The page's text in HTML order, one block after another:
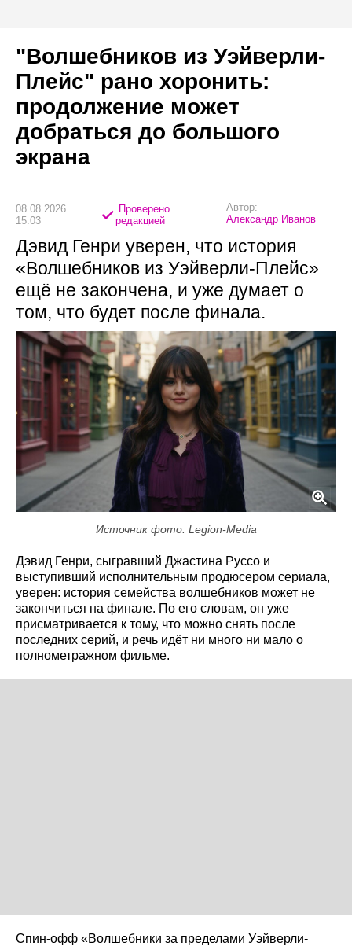
"Волшебников из Уэйверли-
Плейс" рано хоронить:
продолжение может
добраться до большого
экрана
08.08.2026
15:03
Проверено
редакцией
Автор:
Александр Иванов
Дэвид Генри уверен, что история
«Волшебников из Уэйверли-Плейс»
ещё не закончена, и уже думает о
том, что будет после финала.
Источник фото: Legion-Media
Дэвид Генри, сыгравший Джастина Руссо и
выступивший исполнительным продюсером сериала,
уверен: история семейства волшебников может не
закончиться на финале. По его словам, он уже
присматривается к тому, что можно снять после
последних серий, и речь идёт ни много ни мало о
полнометражном фильме.
Спин-офф «Волшебники за пределами Уэйверли-